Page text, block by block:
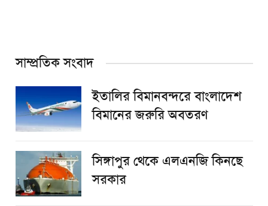
সাম্প্রতিক সংবাদ
ইতালির বিমানবন্দরে বাংলাদেশ
বিমানের জরুরি অবতরণ
সিঙ্গাপুর থেকে এলএনজি কিনছে
সরকার